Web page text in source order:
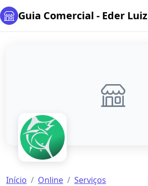
Guia Comercial - Eder Luiz
Início Online
Serviços